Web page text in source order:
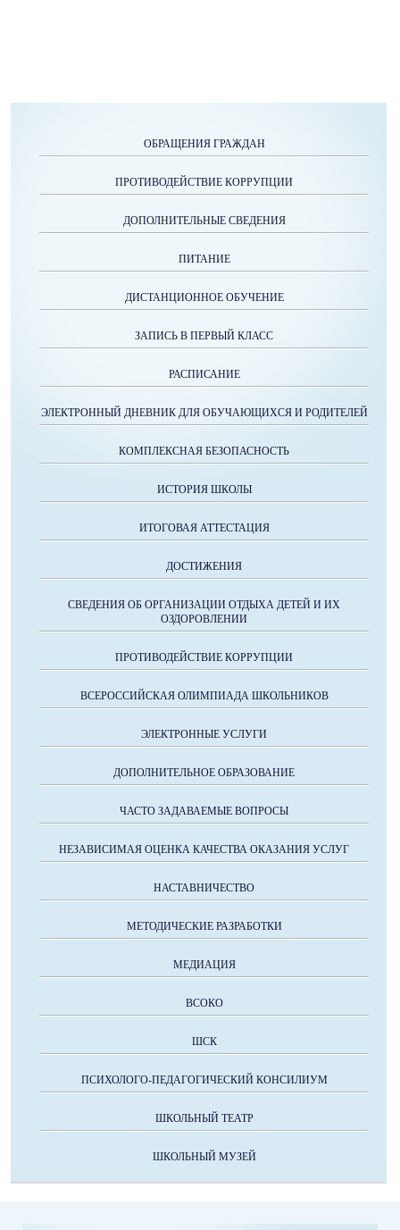
ОБРАЩЕНИЯ ГРАЖДАН
ПРОТИВОДЕЙСТВИЕ КОРРУПЦИИ
ДОПОЛНИТЕЛЬНЫЕ СВЕДЕНИЯ
ПИТАНИЕ
ДИСТАНЦИОННОЕ ОБУЧЕНИЕ
ЗАПИСЬ В ПЕРВЫЙ КЛАСС
РАСПИСАНИЕ
ЭЛЕКТРОННЫЙ ДНЕВНИК ДЛЯ ОБУЧАЮЩИХСЯ И РОДИТЕЛЕЙ
КОМПЛЕКСНАЯ БЕЗОПАСНОСТЬ
ИСТОРИЯ ШКОЛЫ
ИТОГОВАЯ АТТЕСТАЦИЯ
ДОСТИЖЕНИЯ
СВЕДЕНИЯ ОБ ОРГАНИЗАЦИИ ОТДЫХА ДЕТЕЙ И ИХ
ОЗДОРОВЛЕНИИ
ПРОТИВОДЕЙСТВИЕ КОРРУПЦИИ
ВСЕРОССИЙСКАЯ ОЛИМПИАДА ШКОЛЬНИКОВ
ЭЛЕКТРОННЫЕ УСЛУГИ
ДОПОЛНИТЕЛЬНОЕ ОБРАЗОВАНИЕ
ЧАСТО ЗАДАВАЕМЫЕ ВОПРОСЫ
НЕЗАВИСИМАЯ ОЦЕНКА КАЧЕСТВА ОКАЗАНИЯ УСЛУГ
НАСТАВНИЧЕСТВО
МЕТОДИЧЕСКИЕ РАЗРАБОТКИ
МЕДИАЦИЯ
ВСОКО
ШСК
ПСИХОЛОГО-ПЕДАГОГИЧЕСКИЙ КОНСИЛИУМ
ШКОЛЬНЫЙ ТЕАТР
ШКОЛЬНЫЙ МУЗЕЙ